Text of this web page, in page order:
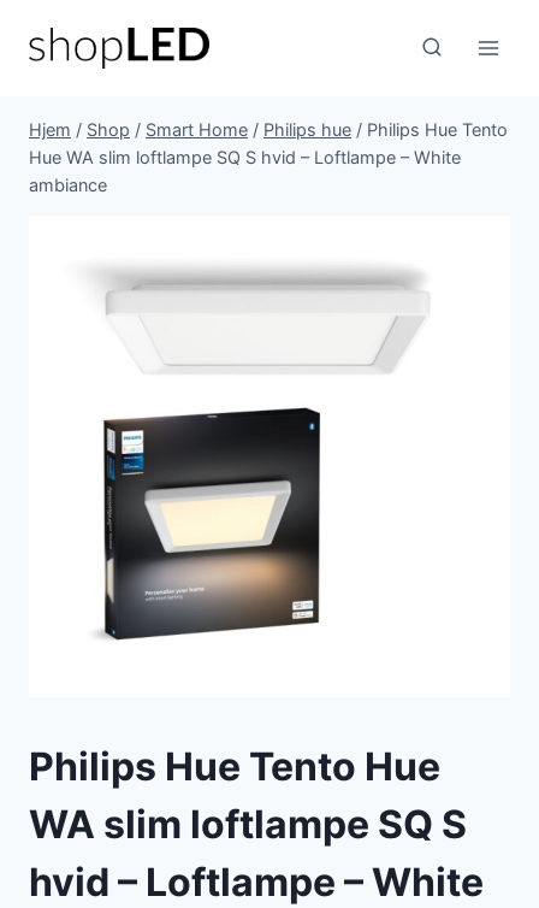
Hjem / Shop / Smart Home / Philips hue / Philips Hue Tento
Hue WA slim loftlampe SQ S hvid – Loftlampe – White
ambiance
Philips Hue Tento Hue
WA slim loftlampe SQ S
hvid – Loftlampe – White